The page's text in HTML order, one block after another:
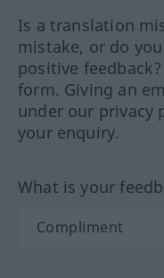
Is a translation
mistake, or do
positive
form. Giving an
under our privacy
your enquiry.
What is your